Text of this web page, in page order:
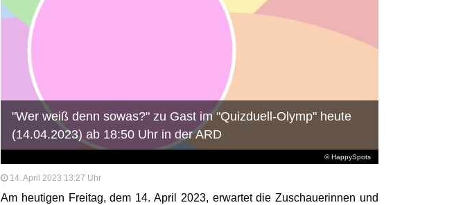
© HappySpots
"Wer weiß denn sowas?" zu Gast im "Quizduell-Olymp" heute
(14.04.2023) ab 18:50 Uhr in der ARD
14. April 2023 13:27 Uhr
Am heutigen Freitag, dem 14. April 2023, erwartet die Zuschauerinnen und